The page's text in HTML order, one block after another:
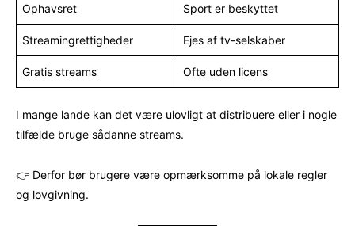
Ophavsret Sport er beskyttet
Streamingrettigheder Ejes af tv-selskaber
Gratis streams Ofte uden licens
I mange lande kan det være ulovligt at distribuere eller i nogle
tilfælde bruge sådanne streams.
👉 Derfor bør brugere være opmærksomme på lokale regler
og lovgivning.